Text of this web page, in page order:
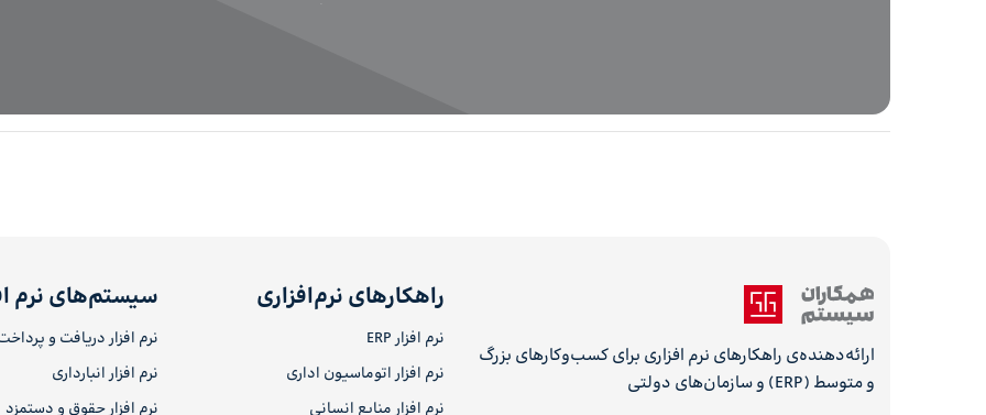
ارائه‌دهنده‌ی راهکارهای نرم افزاری برای کسب‌وکارهای بزرگ
و متوسط (ERP) و سازمان‌های دولتی
راهکارهای نرم‌افزاری
نرم افزار ERP
نرم افزار اتوماسیون اداری
نرم افزار منابع انسانی
سیستم‌های نرم
نرم افزار دریافت و
نرم افزار انبارداری
نرم افزار حقوق و دستمزد